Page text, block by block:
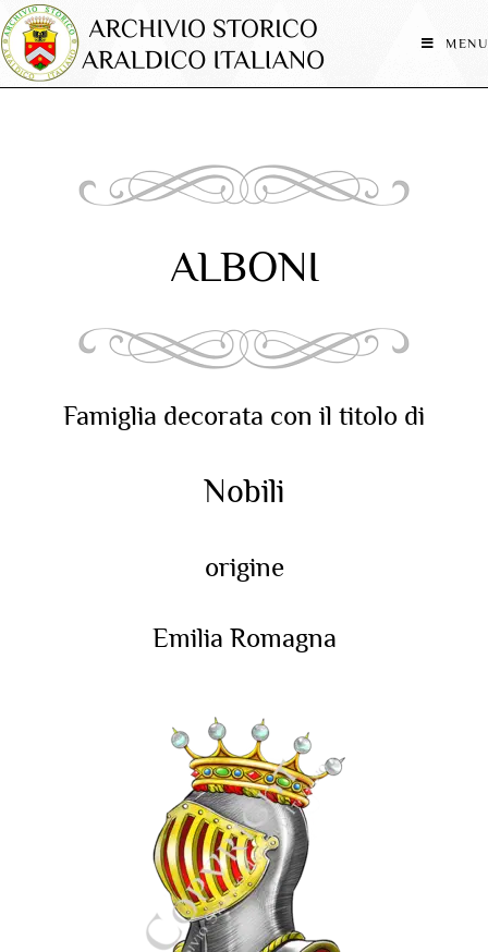
MENU
ALBONI
Famiglia decorata con il titolo di
Nobili
origine
Emilia Romagna